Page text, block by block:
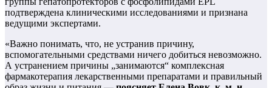
подтверждена клиническими исследованиями и признана
ведущими экспертами.
«Важно понимать, что, не устранив причину,
вспомогательными средствами ничего добиться невозможно.
А устранением причины „занимаются“ комплексная
фармакотерапия лекарственными препаратами и правильный